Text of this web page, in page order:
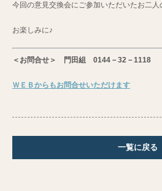
今回の意見交換会にご参加いただいたお二人
お楽しみに♪
＜お問合せ＞ 門田組 0144－32－1118
ＷＥＢからもお問合せいただけます
一覧に戻る